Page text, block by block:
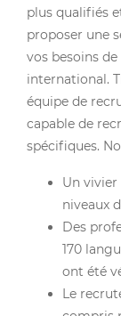
plus qualifiés
proposer une
vos besoins
international.
équipe de
capable de
spécifiques.
Un
niveaux
Des
170
ont été
Le